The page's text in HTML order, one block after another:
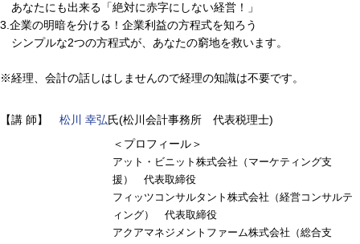
あなたにも出来る「絶対に赤字にしない経営！」
3.企業の明暗を分ける！企業利益の方程式を知ろう
シンプルな2つの方程式が、あなたの窮地を救います。
※経理、会計の話しはしませんので経理の知識は不要です。
【講 師】 松川 幸弘氏(松川会計事務所 代表税理士)
＜プロフィール＞
アット・ビニット株式会社（マーケティング支
援） 代表取締役
フィッツコンサルタント株式会社（経営コンサルテ
ィング） 代表取締役
アクアマネジメントファーム株式会社（総合支